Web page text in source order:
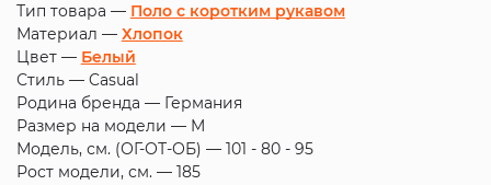
Тип товара — Поло с коротким рукавом
Материал — Хлопок
Цвет — Белый
Стиль — Casual
Родина бренда — Германия
Размер на модели — M
Модель, см. (ОГ-ОТ-ОБ) — 101 - 80 - 95
Рост модели, см. — 185